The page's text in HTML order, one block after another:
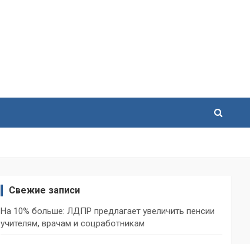
Свежие записи
На 10% больше: ЛДПР предлагает увеличить пенсии
учителям, врачам и соцработникам